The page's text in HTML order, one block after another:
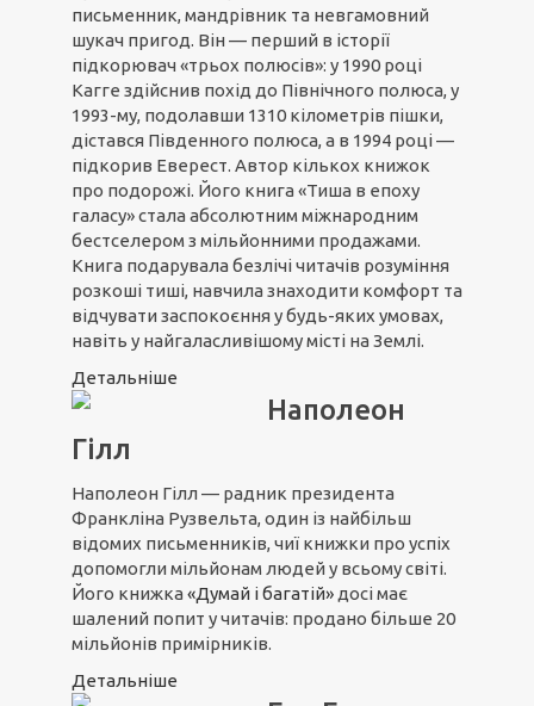
письменник, мандрівник та невгамовний
шукач пригод. Він — перший в історії
підкорювач «трьох полюсів»: у 1990 році
Кагге здійснив похід до Північного полюса, у
1993-му, подолавши 1310 кілометрів пішки,
дістався Південного полюса, а в 1994 році —
підкорив Еверест. Автор кількох книжок
про подорожі. Його книга «Тиша в епоху
галасу» стала абсолютним міжнародним
бестселером з мільйонними продажами.
Книга подарувала безлічі читачів розуміння
розкоші тиші, навчила знаходити комфорт та
відчувати заспокоєння у будь-яких умовах,
навіть у найгаласливішому місті на Землі.
Детальніше
Наполеон
Гілл
Наполеон Гілл — радник президента
Франкліна Рузвельта, один із найбільш
відомих письменників, чиї книжки про успіх
допомогли мільйонам людей у всьому світі.
Його книжка «Думай і багатій» досі має
шалений попит у читачів: продано більше 20
мільйонів примірників.
Детальніше